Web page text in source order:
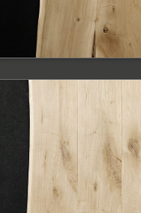
PODOBNE PRODUKTY
Blat dębowy z
krawędzią
Blat